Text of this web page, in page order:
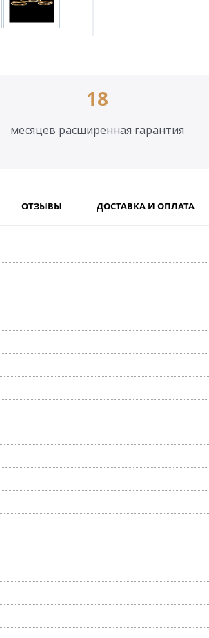
18
месяцев расширенная гарантия
ОТЗЫВЫ ДОСТАВКА И ОПЛАТА